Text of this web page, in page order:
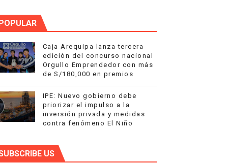
Caja Arequipa lanza tercera
edición del concurso nacional
Orgullo Emprendedor con más
de S/180,000 en premios
IPE: Nuevo gobierno debe
priorizar el impulso a la
inversión privada y medidas
contra fenómeno El Niño
US